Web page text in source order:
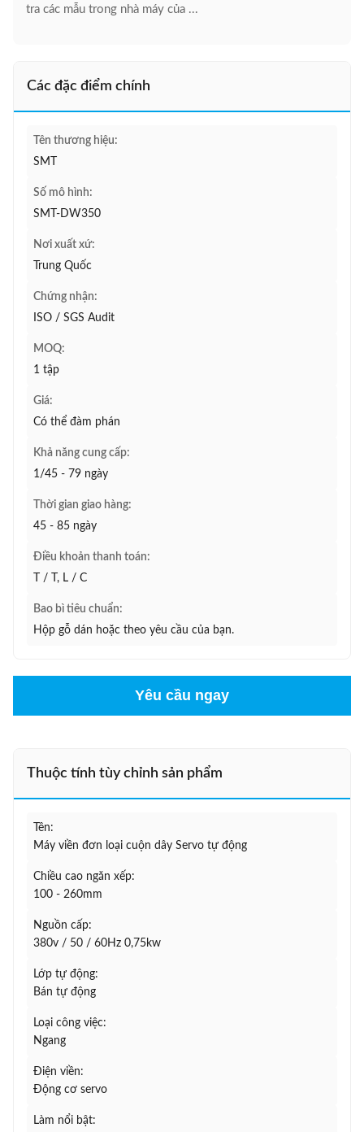
tra các mẫu trong nhà máy của ...
Các đặc điểm chính
Tên thương hiệu:
SMT
Số mô hình:
SMT-DW350
Nơi xuất xứ:
Trung Quốc
Chứng nhận:
ISO / SGS Audit
MOQ:
1 tập
Giá:
Có thể đàm phán
Khả năng cung cấp:
1/45 - 79 ngày
Thời gian giao hàng:
45 - 85 ngày
Điều khoản thanh toán:
T / T, L / C
Bao bì tiêu chuẩn:
Hộp gỗ dán hoặc theo yêu cầu của bạn.
Yêu cầu ngay
Thuộc tính tùy chỉnh sản phẩm
Tên:
Máy viền đơn loại cuộn dây Servo tự động
Chiều cao ngăn xếp:
100 - 260mm
Nguồn cấp:
380v / 50 / 60Hz 0,75kw
Lớp tự động:
Bán tự động
Loại công việc:
Ngang
Điện viền:
Động cơ servo
Làm nổi bật: